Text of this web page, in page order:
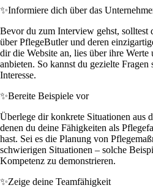
✨Informiere dich über das
Bevor du zum Interview gehst, solltest
über PflegeButler und deren
dir die Website an, lies über ihre
anbieten. So kannst du gezielte Fragen
Interesse.
✨Bereite Beispiele vor
Überlege dir konkrete Situationen aus
denen du deine Fähigkeiten als
hast. Sei es die Planung von
schwierigen Situationen – solche
Kompetenz zu demonstrieren.
✨Zeige deine Teamfähigkeit